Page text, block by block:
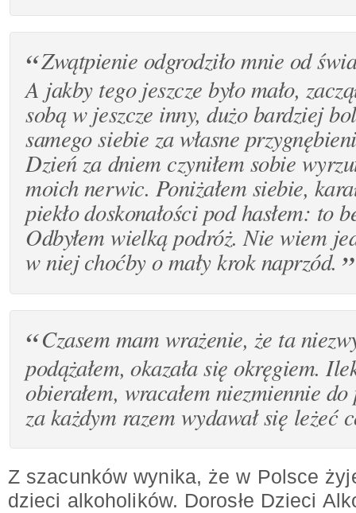
Zwątpienie odgrodziło mnie od
A jakby tego jeszcze było mało,
sobą w jeszcze inny, dużo bardziej
samego siebie za własne
Dzień za dniem czyniłem sobie
moich nerwic. Poniżałem siebie,
piekło doskonałości pod hasłem:
Odbyłem wielką podróż. Nie wiem
w niej choćby o mały krok naprzód.
Czasem mam wrażenie, że ta
podążałem, okazała się okręgiem.
obierałem, wracałem niezmiennie
za każdym razem wydawał się leżeć
Z szacunków wynika, że w Polsce
dzieci alkoholików. Dorosłe Dzieci